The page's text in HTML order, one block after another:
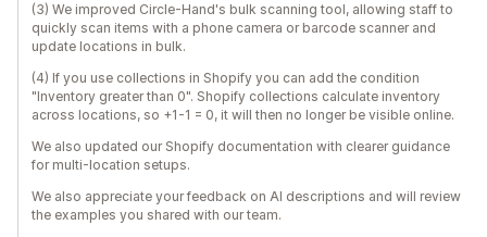
(3) We improved Circle-Hand's bulk scanning tool, allowing staff to
quickly scan items with a phone camera or barcode scanner and
update locations in bulk.
(4) If you use collections in Shopify you can add the condition
"Inventory greater than 0". Shopify collections calculate inventory
across locations, so +1-1 = 0, it will then no longer be visible online.
We also updated our Shopify documentation with clearer guidance
for multi-location setups.
We also appreciate your feedback on AI descriptions and will review
the examples you shared with our team.